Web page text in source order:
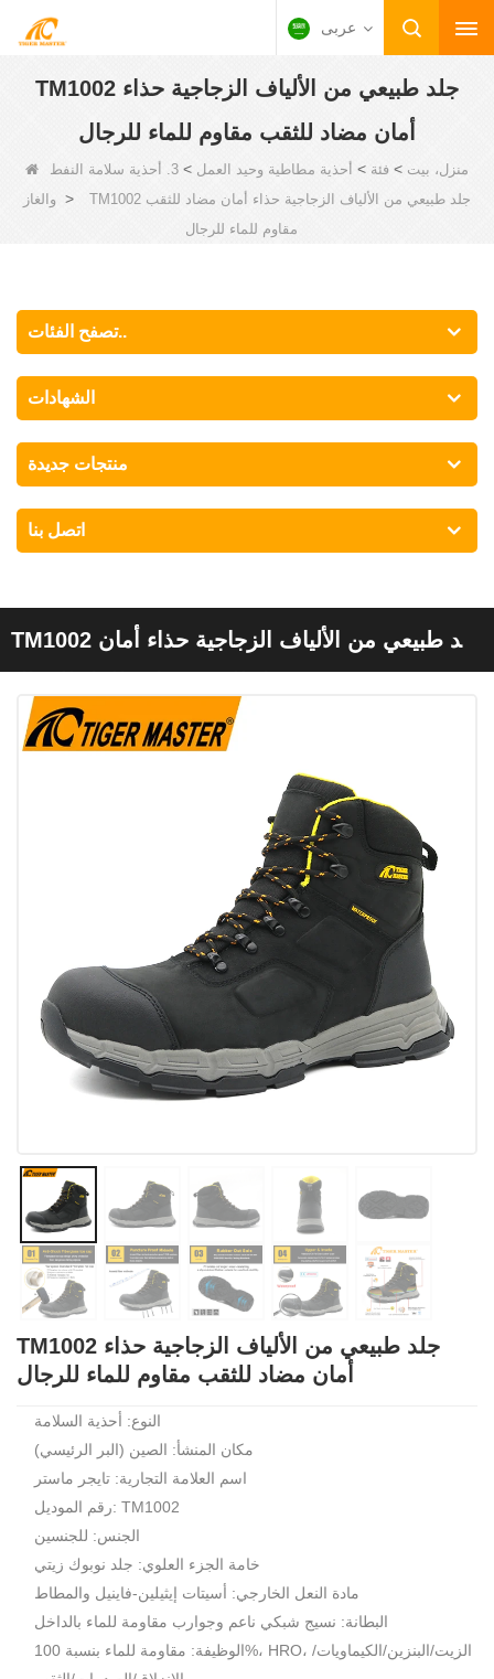
عربى
TM1002 جلد طبيعي من الألياف الزجاجية حذاء
أمان مضاد للثقب مقاوم للماء للرجال
منزل، بيت > فئة > أحذية مطاطية وحيد العمل >
3. أحذية سلامة النفط
والغاز >
TM1002 جلد طبيعي من الألياف الزجاجية حذاء أمان مضاد للثقب
مقاوم للماء للرجال
تصفح الفئات..
الشهادات
منتجات جديدة
اتصل بنا
TM1002 جلد طبيعي من الألياف الزجاجية حذاء أمان
TM1002 جلد طبيعي من الألياف الزجاجية حذاء
أمان مضاد للثقب مقاوم للماء للرجال
النوع: أحذية السلامة
مكان المنشأ: الصين (البر الرئيسي)
اسم العلامة التجارية: تايجر ماستر
رقم الموديل: TM1002
الجنس: للجنسين
خامة الجزء العلوي: جلد نوبوك زيتي
مادة النعل الخارجي: أسيتات إيثيلين-فاينيل والمطاط
البطانة: نسيج شبكي ناعم وجوارب مقاومة للماء بالداخل
الوظيفة: مقاومة للماء بنسبة 100%، HRO، الزيت/البنزين/الكيماويات/